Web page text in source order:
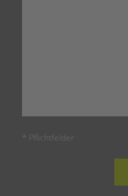
* Pflichtfelder